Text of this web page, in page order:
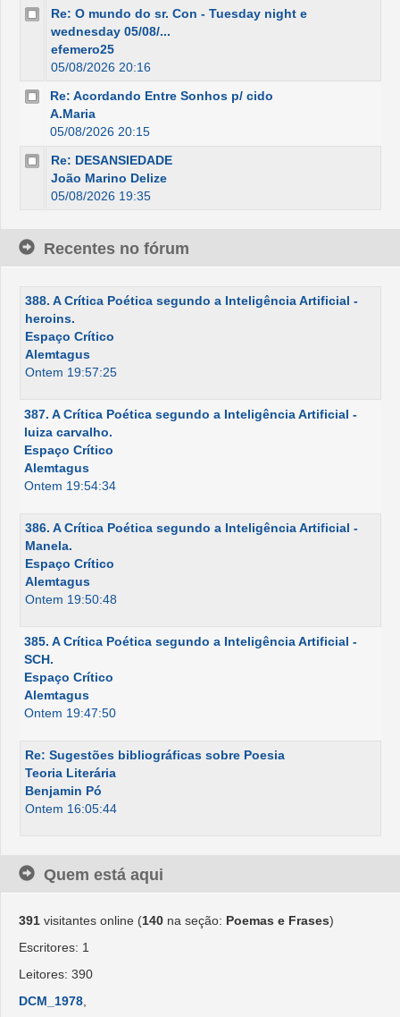
Re: O mundo do sr. Con - Tuesday night e
wednesday 05/08/...
efemero25
05/08/2026 20:16
Re: Acordando Entre Sonhos p/ cido
A.Maria
05/08/2026 20:15
Re: DESANSIEDADE
João Marino Delize
05/08/2026 19:35
Recentes no fórum
388. A Crítica Poética segundo a Inteligência Artificial -
heroins.
Espaço Crítico
Alemtagus
Ontem 19:57:25
387. A Crítica Poética segundo a Inteligência Artificial -
luiza carvalho.
Espaço Crítico
Alemtagus
Ontem 19:54:34
386. A Crítica Poética segundo a Inteligência Artificial -
Manela.
Espaço Crítico
Alemtagus
Ontem 19:50:48
385. A Crítica Poética segundo a Inteligência Artificial -
SCH.
Espaço Crítico
Alemtagus
Ontem 19:47:50
Re: Sugestões bibliográficas sobre Poesia
Teoria Literária
Benjamin Pó
Ontem 16:05:44
Quem está aqui
391 visitantes online (140 na seção: Poemas e Frases)
Escritores: 1
Leitores: 390
DCM_1978